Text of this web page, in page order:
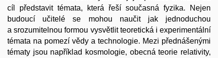
cíl představit témata, která řeší současná fyzika. Nejen
budoucí učitelé se mohou naučit jak jednoduchou
a srozumitelnou formou vysvětlit teoretická i experimentální
témata na pomezí vědy a technologie. Mezi přednášenými
tématy jsou například kosmologie, obecná teorie relativity,